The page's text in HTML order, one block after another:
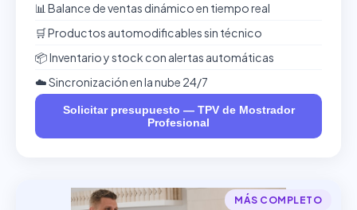
📊 Balance de ventas dinámico en tiempo real
🛒 Productos automodificables sin técnico
📦 Inventario y stock con alertas automáticas
☁️ Sincronización en la nube 24/7
Solicitar presupuesto — TPV de Mostrador
Profesional
MÁS COMPLETO